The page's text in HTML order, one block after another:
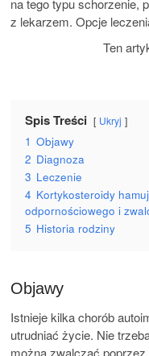
na tego typu schorzenie,
z lekarzem. Opcje
Ten
Spis Treści Ukryj
1 Objawy
2 Diagnoza
3 Leczenie
4 Kortykosteroidy
odpornościowego i
5 Historia rodziny
Objawy
Istnieje kilka chorób
utrudniać życie. Nie
można zwalczać